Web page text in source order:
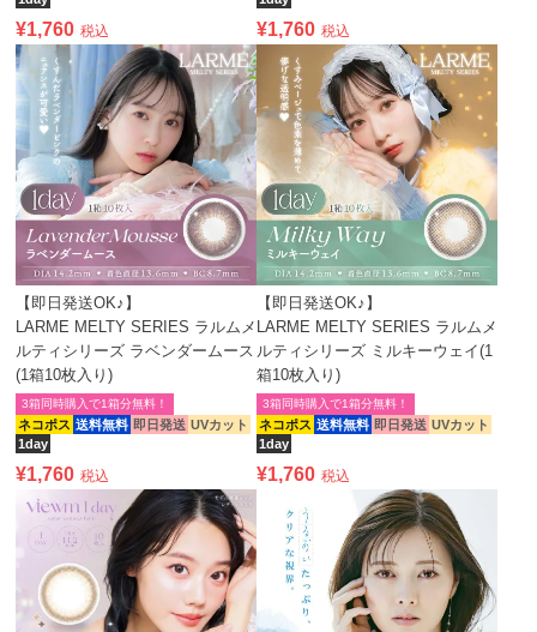
¥1,760 税込 ¥1,760 税込
【即日発送OK♪】
LARME MELTY SERIES ラルムメ
ルティシリーズ ラベンダームース
(1箱10枚入り)
ネコポス 送料無料 即日発送 UVカット
1day
3箱同時購入で1箱分無料！
¥1,760 税込
【即日発送OK♪】
LARME MELTY SERIES ラルムメ
ルティシリーズ ミルキーウェイ(1
箱10枚入り)
ネコポス 送料無料 即日発送 UVカット
1day
3箱同時購入で1箱分無料！
¥1,760 税込